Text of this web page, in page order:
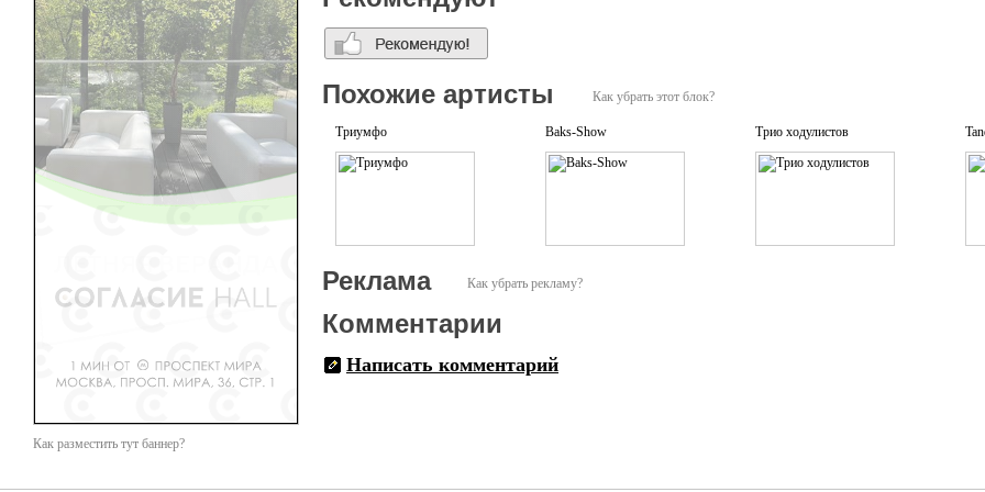
Как разместить тут баннер?
Как убрать этот блок?
Похожие артисты
Триумфо Baks-Show Трио ходулистов
Как убрать рекламу?
Реклама
Комментарии
Написать комментарий